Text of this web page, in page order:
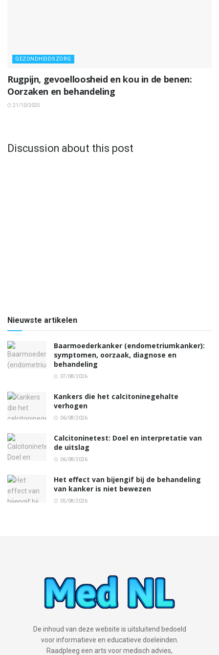
GEZONDHEIDSZORG
Rugpijn, gevoelloosheid en kou in de benen:
Oorzaken en behandeling
21/10/2025
Discussion about this post
Nieuwste artikelen
Baarmoederkanker (endometriumkanker):
symptomen, oorzaak, diagnose en
behandeling
07/08/2026
Kankers die het calcitoninegehalte
verhogen
06/08/2026
Calcitoninetest: Doel en interpretatie van
de uitslag
06/08/2026
Het effect van bijengif bij de behandeling
van kanker is niet bewezen
05/08/2026
De inhoud van deze website is uitsluitend bedoeld
voor informatieve en educatieve doeleinden.
Raadpleeg een arts voor medisch advies,